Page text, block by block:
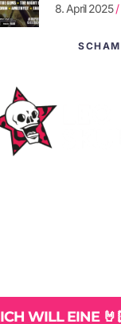
8. April 2025
ICH WILL EINE